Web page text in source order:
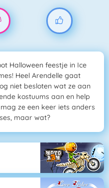
Halloween feestje in Ice
Heel Arendelle gaat
niet besloten wat ze aan
kostuums aan en help
ze een keer iets anders
maar wat?